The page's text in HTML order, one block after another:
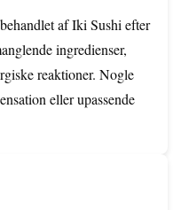
af Iki Sushi efter
ingredienser,
reaktioner. Nogle
eller upassende